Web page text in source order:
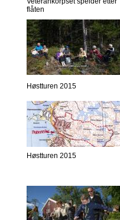
flåten
Høstturen 2015
Høstturen 2015